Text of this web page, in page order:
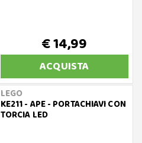
€ 14,99
ACQUISTA
LEGO
KE211 - APE - PORTACHIAVI CON
TORCIA LED